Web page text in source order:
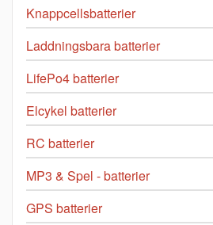
Knappcellsbatterier
Laddningsbara batterier
LifePo4 batterier
Elcykel batterier
RC batterier
MP3 & Spel - batterier
GPS batterier